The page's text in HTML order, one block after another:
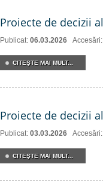
Proiecte de decizii
Publicat: 06.03.2026
CITEŞTE MAI MULT...
Proiecte de decizii
Publicat: 03.03.2026
CITEŞTE MAI MULT...